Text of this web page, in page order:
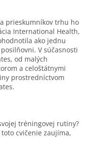
prieskumníkov trhu ho
International Health,
ako jednu
V súčasnosti
od malých
a celoštátnymi
prostredníctvom
tréningovej rutiny?
cvičenie zaujíma,